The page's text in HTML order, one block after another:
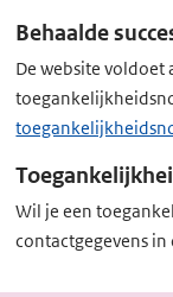
Behaalde
De website voldoet
Wil je een
contactgegevens